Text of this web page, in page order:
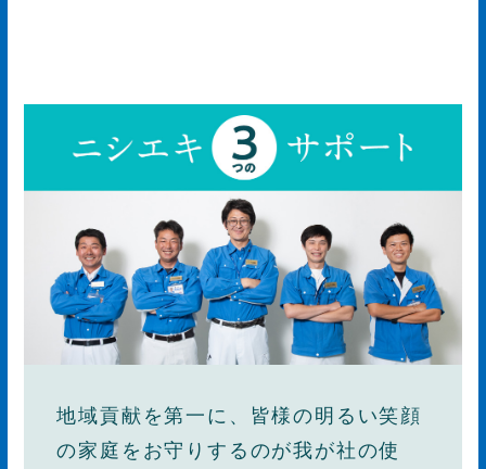
地域貢献を第一に、皆様の明るい笑顔
の家庭をお守りするのが我が社の使